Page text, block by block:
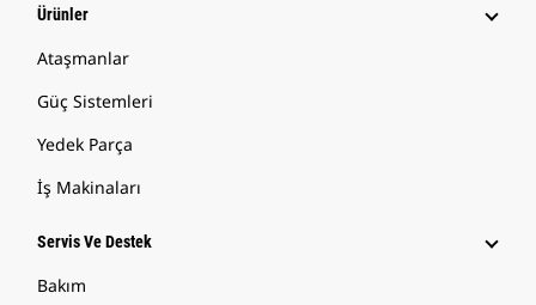
Ürünler
Ataşmanlar
Güç Sistemleri
Yedek Parça
İş Makinaları
Servis Ve Destek
Bakım